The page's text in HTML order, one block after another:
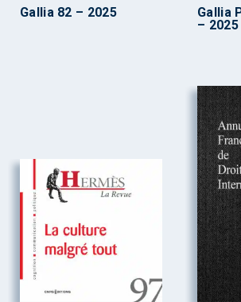
Gallia 82 – 2025
Gallia
– 2025